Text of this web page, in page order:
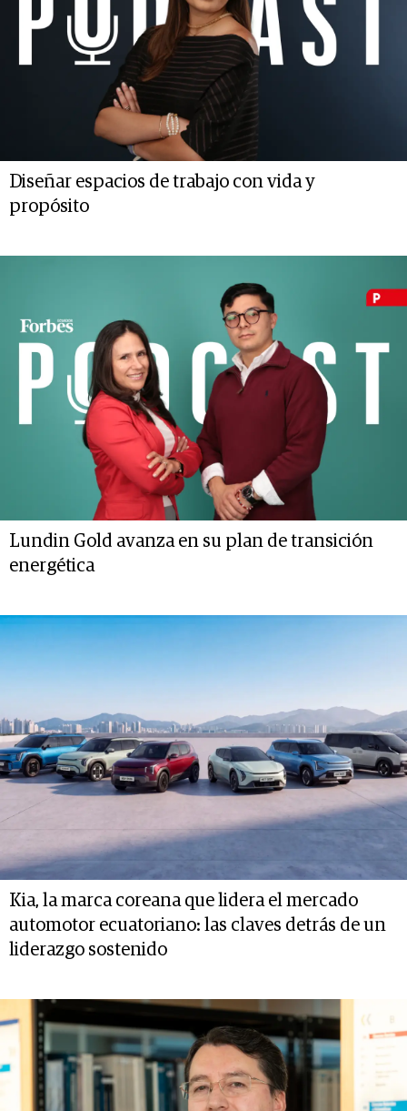
Diseñar espacios de trabajo con vida y
propósito
Lundin Gold avanza en su plan de transición
energética
Kia, la marca coreana que lidera el mercado
automotor ecuatoriano: las claves detrás de un
liderazgo sostenido